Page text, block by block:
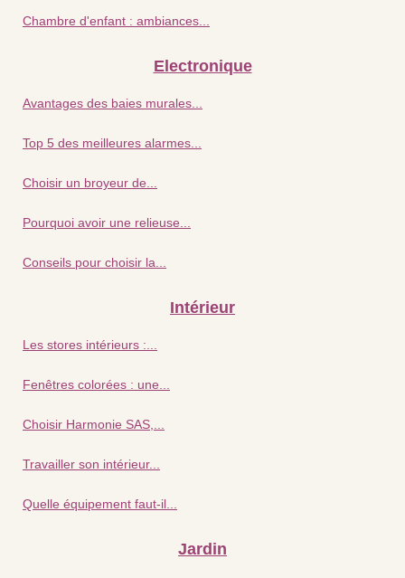
Chambre d'enfant : ambiances...
Electronique
Avantages des baies murales...
Top 5 des meilleures alarmes...
Choisir un broyeur de...
Pourquoi avoir une relieuse...
Conseils pour choisir la...
Intérieur
Les stores intérieurs :...
Fenêtres colorées : une...
Choisir Harmonie SAS,...
Travailler son intérieur...
Quelle équipement faut-il...
Jardin